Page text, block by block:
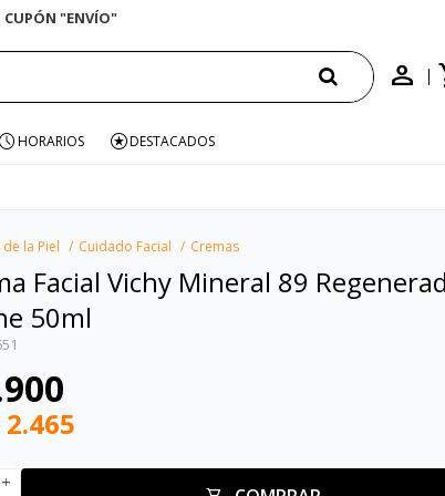
CUPÓN "ENVÍO"
HORARIOS DESTACADOS
la Piel Cuidado Facial Cremas
Facial Vichy Mineral 89
50ml
2.465
add